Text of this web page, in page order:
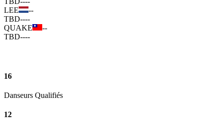
LEE
--
TBD----
QUAKE
--
TBD----
16
Danseurs Qualifiés
12